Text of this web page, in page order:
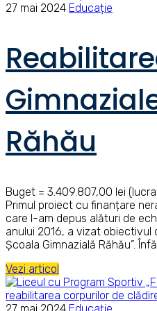
27 mai 2024 Educație
Răhău
Buget = 3.409.807,00 lei
Primul proiect cu finanțare
care l-am depus alături de
anului 2016, a vizat obiectivul
Școala Gimnazială Răhău”.
Vezi articol